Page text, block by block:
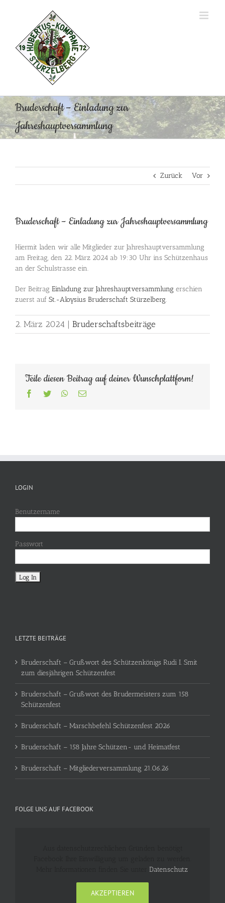
Bruderschaft – Einladung zur
Jahreshauptversammlung
Zurück Vor
Bruderschaft – Einladung zur Jahreshauptversammlung
Hiermit laden wir alle Mitglieder zur Jahreshauptversammlung
am Freitag, den 22. März 2024 ab 19:30 Uhr ins Schützenhaus
an der Schulstrasse ein.
Der Beitrag Einladung zur Jahreshauptversammlung erschien
zuerst auf St.-Aloysius Bruderschaft Stürzelberg.
2. März 2024 | Bruderschaftsbeiträge
Teile diesen Beitrag auf deiner Wunschplattform!
Facebook
Twitter WhatsApp
E-
LOGIN
Benutzername
Passwort
LETZTE BEITRÄGE
Bruderschaft – Grußwort des Schützenkönigs Rudi I. Smit
zum diesjährigen Schützenfest
Bruderschaft – Grußwort des Brudermeisters zum 158
Schützenfest
Bruderschaft – Marschbefehl Schützenfest 2026
Bruderschaft – 158 Jahre Schützen- und Heimatfest
Bruderschaft – Mitgliederversammlung 21.06.26
FOLGE UNS AUF FACEBOOK
Datenschutz
AKZEPTIEREN